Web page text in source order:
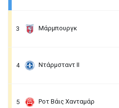
3 Μάρμπουργκ
4 Ντάρμσταντ ΙΙ
5 Ροτ Βάις Χανταμάρ